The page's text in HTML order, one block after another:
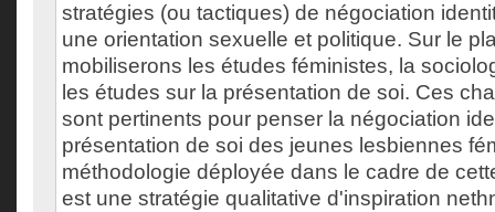
stratégies (ou tactiques) de négociation
une orientation sexuelle et politique. Sur le
mobiliserons les études féministes, la
les études sur la présentation de soi. Ces
sont pertinents pour penser la négociation
présentation de soi des jeunes lesbiennes
méthodologie déployée dans le cadre de
est une stratégie qualitative d'inspiration